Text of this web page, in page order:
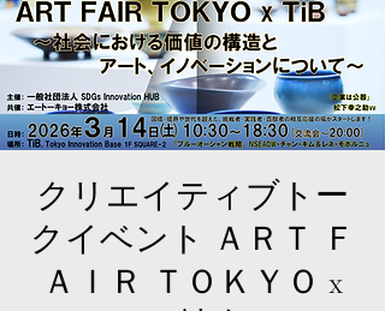
クリエイティブトー
クイベント ＡＲＴ Ｆ
ＡＩＲ ＴＯＫＹＯ x